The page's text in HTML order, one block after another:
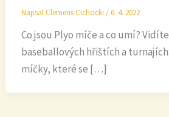
NapsalClemens Cichocki /6. 4. 2022
Co jsou Plyo míče a co umí?
baseballových hřištích a
míčky, které se […]